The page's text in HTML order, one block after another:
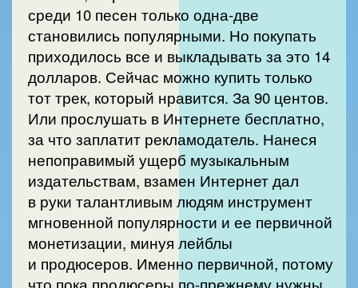
среди 10 песен только одна-две
становились популярными. Но покупать
приходилось все и выкладывать за это 14
долларов. Сейчас можно купить только
тот трек, который нравится. За 90 центов.
Или прослушать в Интернете бесплатно,
за что заплатит рекламодатель. Нанеся
непоправимый ущерб музыкальным
издательствам, взамен Интернет дал
в руки талантливым людям инструмент
мгновенной популярности и ее первичной
монетизации, минуя лейблы
и продюсеров. Именно первичной, потому